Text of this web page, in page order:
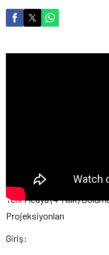
Yeni Medya (4 Yıllık)
Projeksiyonları
Giriş: